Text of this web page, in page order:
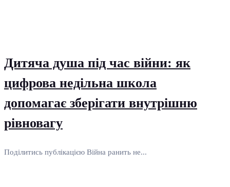
Дитяча душа під час війни: як
цифрова недільна школа
допомагає зберігати внутрішню
рівновагу
Поділитись публікацією Війна ранить не...